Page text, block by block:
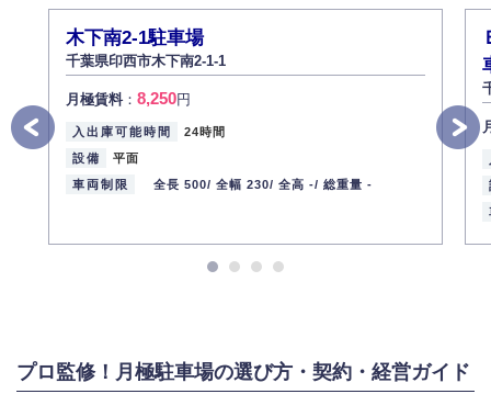
代表取締役社長 野口 幸男
木下南2-1駐車場
千葉県印西市木下南2-1-1
月極賃料： 8,250円
入出庫可能時間
24時間
設備
平面
車両制限
全長 500/ 全幅 230/ 全高 -/ 総重量 -
プロ監修！月極駐車場の選び方・契約・経営ガイド